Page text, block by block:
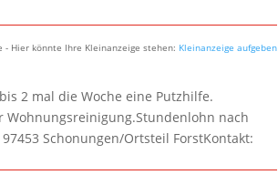
- Hier könnte Ihre Kleinanzeige stehen: Kleinanzeige aufgeben
2 mal die Woche eine Putzhilfe.
nach
Schonungen/Ortsteil ForstKontakt: